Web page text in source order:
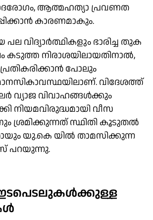
ആത്മഹത്യാ പ്രവണത
കാരണമാകും.
പല വിദ്യാര്‍ത്ഥികളും ഭാരിച്ച തുക
കടുത്ത നിരാശയിലായതിനാല്‍,
പോലും
വിദേശത്ത്
വ്യാജ വിവാഹങ്ങൾക്കും
നിയമവിരുദ്ധമായി വീസ
ശ്രമിക്കുന്നത് സ്ഥിതി കൂടുതൽ
യു.കെ യില്‍ താമസിക്കുന്ന
പറയുന്നു.